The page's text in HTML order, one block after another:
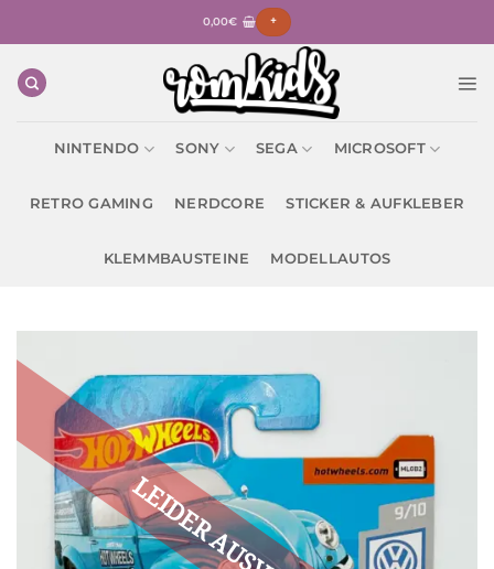
0,00€ +
NINTENDO SONY SEGA MICROSOFT
RETRO GAMING NERDCORE STICKER & AUFKLEBER
KLEMMBAUSTEINE MODELLAUTOS